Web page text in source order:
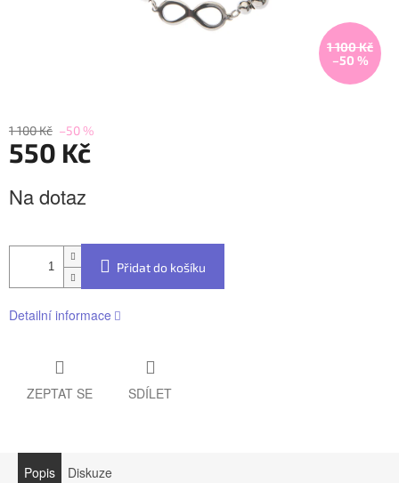
1 100 Kč
–50 %
1 100 Kč –50 %
550 Kč
cena:
Na dotaz
Přidat do košíku
Detailní informace
ZEPTAT SE SDÍLET
Popis Diskuze